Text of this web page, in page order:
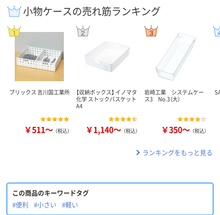
小物ケースの売れ筋ランキング
ブリックス 吉川国工業所
￥511～ （税込）
【収納ボックス】 イノマタ
化学 ストックバスケット
A4
￥1,140～ （税込）
岩崎工業 システムケー
ス3 No.3（大）
￥350～ （税込）
ランキングをもっと見る
この商品のキーワードタグ
#便利
#小さい #軽い